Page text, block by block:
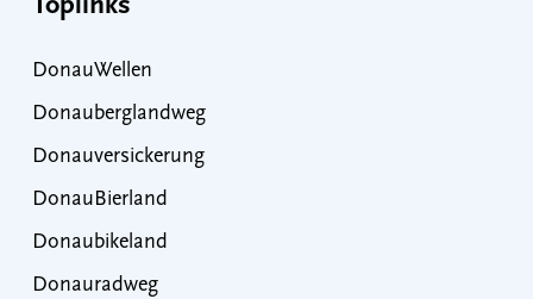
Toplinks
DonauWellen
Donauberglandweg
Donauversickerung
DonauBierland
Donaubikeland
Donauradweg